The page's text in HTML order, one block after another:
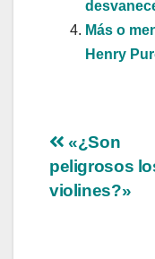
Más o
Henry
de
«¿Son
peligrosos
violines?»